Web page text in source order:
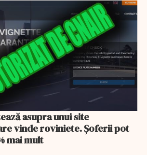
asupra unui site
vinde roviniete. Șoferii pot
mai mult